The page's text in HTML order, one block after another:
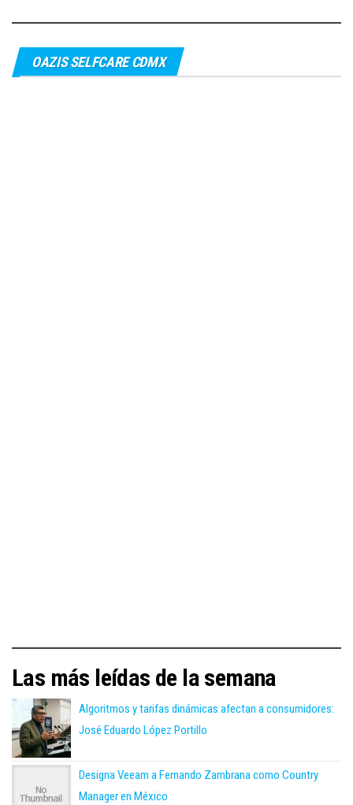
OAZIS SELFCARE CDMX
Las más leídas de la semana
Algoritmos y tarifas dinámicas afectan a consumidores:
José Eduardo López Portillo
Designa Veeam a Fernando Zambrana como Country
Manager en México